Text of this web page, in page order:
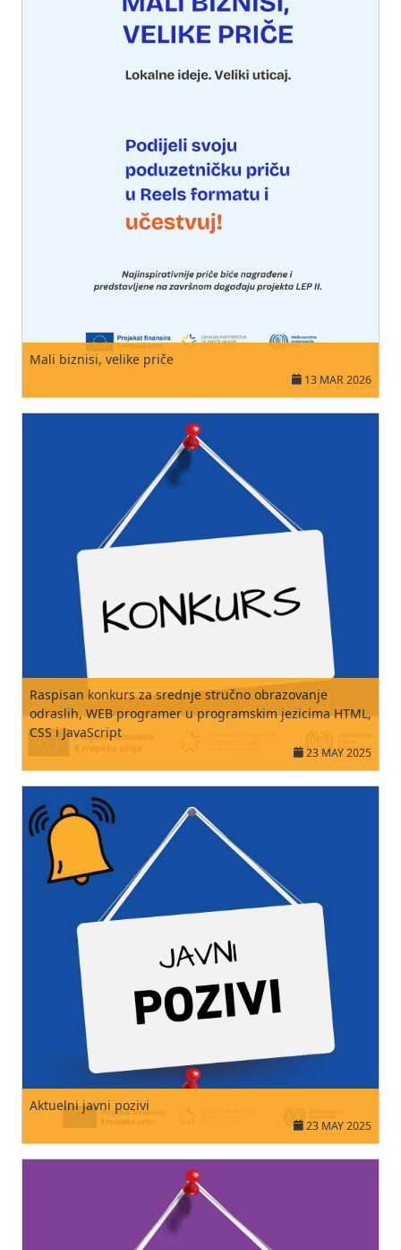
Mali biznisi, velike priče
13 MAR 2026
Raspisan konkurs za srednje stručno obrazovanje
odraslih, WEB programer u programskim jezicima HTML,
CSS i JavaScript
23 MAY 2025
Aktuelni javni pozivi
23 MAY 2025